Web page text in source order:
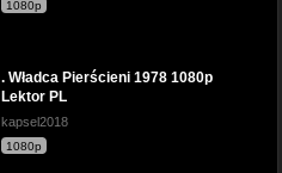
1080p
. Władca Pierścieni 1978 1080p
Lektor PL
kapsel2018
1080p